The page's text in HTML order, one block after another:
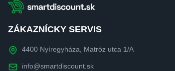
ZÁKAZNÍCKY SERVIS
4400 Nyíregyháza, Matróz utca 1/A
info@smartdiscount.sk